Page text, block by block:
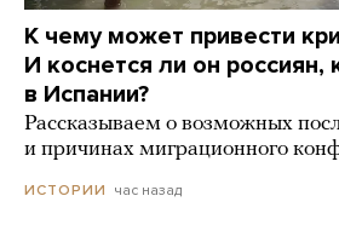
К чему может привести
И коснется ли он россиян,
в Испании?
Рассказываем о возможных
и причинах миграционного
ИСТОРИИ час назад